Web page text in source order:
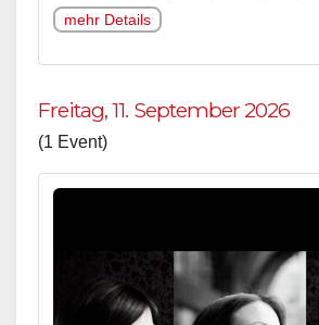
mehr Details
Freitag, 11. September 2026
(1 Event)